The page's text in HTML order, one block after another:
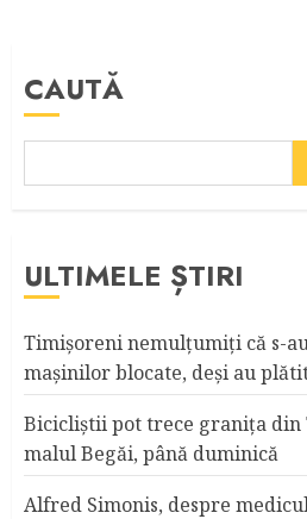
CAUTĂ
ULTIMELE ȘTIRI
Timişoreni nemulţumiţi că s-
maşinilor blocate, deşi au
Bicicliştii pot trece graniţa din
malul Begăi, până duminică
Alfred Simonis, despre